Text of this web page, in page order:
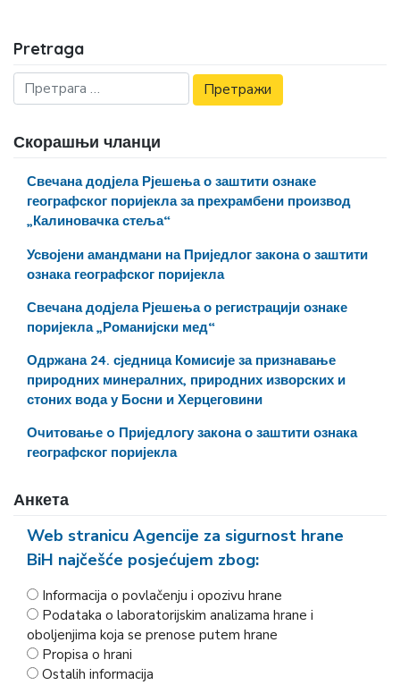
Pretraga
Скорашњи чланци
Свечана додјела Рјешења о заштити ознаке
географског поријекла за прехрамбени производ
„Калиновачка стеља“
Усвојени амандмани на Приједлог закона о заштити
ознака географског поријекла
Свечана додјела Рјешења о регистрацији ознаке
поријекла „Романијски мед“
Одржана 24. сједница Комисије за признавање
природних минералних, природних изворских и
стоних вода у Босни и Херцеговини
Очитовање o Приједлогу закона о заштити ознака
географског поријекла
Анкета
Web stranicu Agencije za sigurnost hrane
BiH najčešće posjećujem zbog:
Informacija o povlačenju i opozivu hrane
Podataka o laboratorijskim analizama hrane i
oboljenjima koja se prenose putem hrane
Propisa o hrani
Ostalih informacija